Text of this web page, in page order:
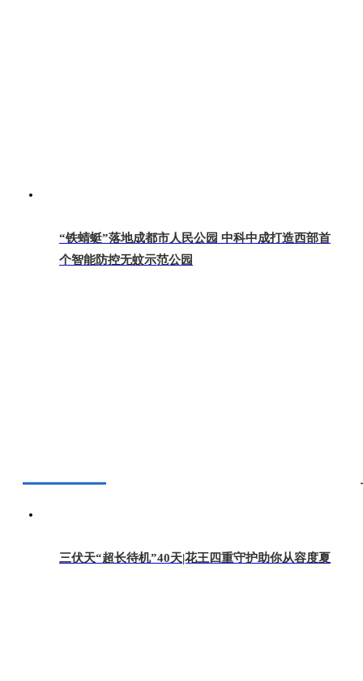
“铁蜻蜓”落地成都市人民公园 中科中成打造西部首
个智能防控无蚊示范公园
三伏天“超长待机”40天|花王四重守护助你从容度夏